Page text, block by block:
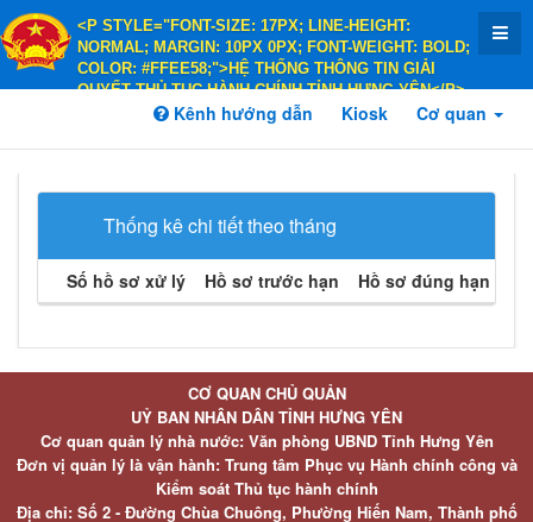
<P STYLE="FONT-SIZE: 17PX; LINE-HEIGHT:
NORMAL; MARGIN: 10PX 0PX; FONT-WEIGHT: BOLD;
COLOR: #FFEE58;">HỆ THỐNG THÔNG TIN GIẢI
QUYẾT THỦ TỤC HÀNH CHÍNH TỈNH HƯNG YÊN</P>
<P STYLE="FONT-SIZE: 14PX; LINE-HEIGHT:
COLOR: #FFEE58;">HÀNH CHÍNH PHỤC VỤ</P>
Kênh hướng dẫn Kiosk Cơ quan
Thống kê chi tiết theo tháng
Số hồ sơ xử lý Hồ sơ trước hạn Hồ sơ đúng hạn
CƠ QUAN CHỦ QUẢN
UỶ BAN NHÂN DÂN TỈNH HƯNG YÊN
Cơ quan quản lý nhà nước: Văn phòng UBND Tỉnh Hưng Yên
Đơn vị quản lý là vận hành: Trung tâm Phục vụ Hành chính công và
Kiểm soát Thủ tục hành chính
Địa chỉ: Số 2 - Đường Chùa Chuông, Phường Hiến Nam, Thành phố